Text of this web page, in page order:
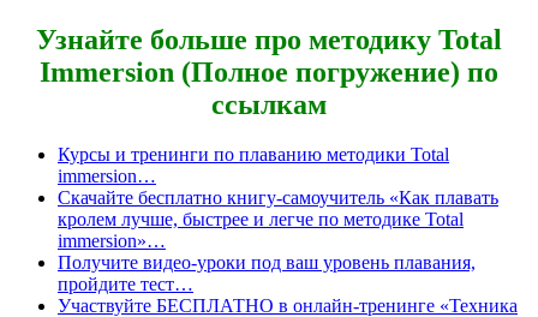
Узнайте больше про методику Total
Immersion (Полное погружение) по
ссылкам
Курсы и тренинги по плаванию методики Total
immersion…
Скачайте бесплатно книгу-самоучитель «Как плавать
кролем лучше, быстрее и легче по методике Total
immersion»…
Получите видео-уроки под ваш уровень плавания,
пройдите тест…
Участвуйте БЕСПЛАТНО в онлайн-тренинге «Техника